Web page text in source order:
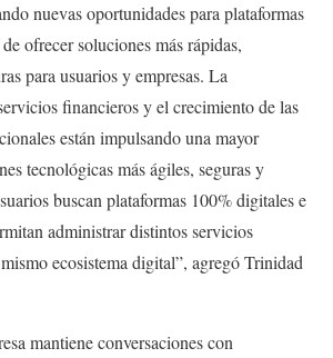
nuevas oportunidades para plataformas
ofrecer soluciones más rápidas,
para usuarios y empresas. La
financieros y el crecimiento de las
están impulsando una mayor
tecnológicas más ágiles, seguras y
buscan plataformas 100% digitales e
administrar distintos servicios
ecosistema digital”, agregó Trinidad
mantiene conversaciones con